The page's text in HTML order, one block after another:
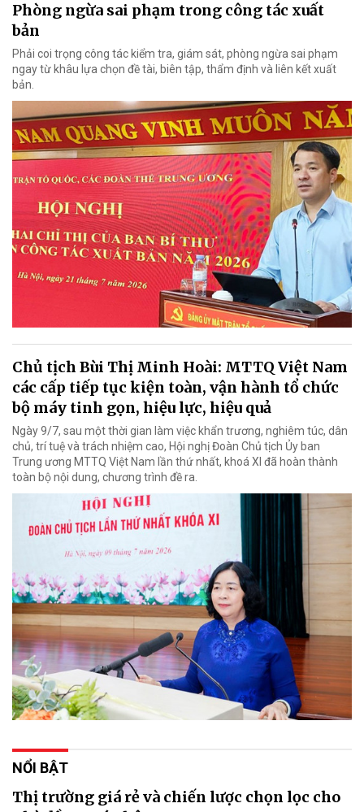
Phòng ngừa sai phạm trong công tác xuất
bản
Phải coi trọng công tác kiểm tra, giám sát, phòng ngừa sai phạm
ngay từ khâu lựa chọn đề tài, biên tập, thẩm định và liên kết xuất
bản.
Chủ tịch Bùi Thị Minh Hoài: MTTQ Việt Nam
các cấp tiếp tục kiện toàn, vận hành tổ chức
bộ máy tinh gọn, hiệu lực, hiệu quả
Ngày 9/7, sau một thời gian làm việc khẩn trương, nghiêm túc, dân
chủ, trí tuệ và trách nhiệm cao, Hội nghị Đoàn Chủ tịch Ủy ban
Trung ương MTTQ Việt Nam lần thứ nhất, khoá XI đã hoàn thành
toàn bộ nội dung, chương trình đề ra.
NỔI BẬT
Thị trường giá rẻ và chiến lược chọn lọc cho